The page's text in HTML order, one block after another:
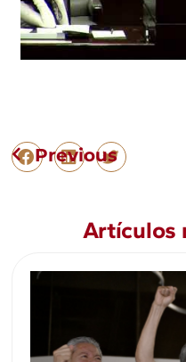
Previous
Artículos